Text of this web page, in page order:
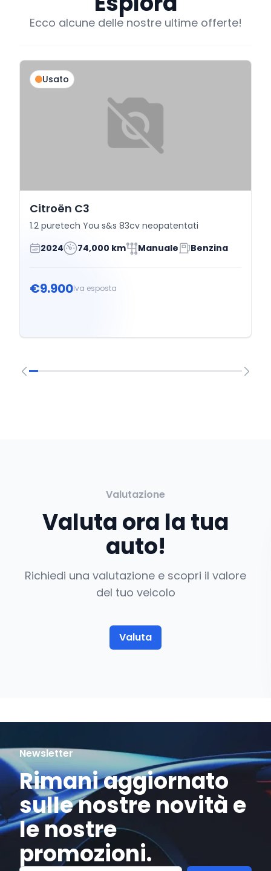
Ecco alcune delle nostre ultime offerte!
Usato
Citroën C3
1.2 puretech You s&s 83cv neopatentati
2024
74,000 km Manuale Benzina
€9.900Iva esposta
Valutazione
Valuta ora la tua
auto!
Richiedi una valutazione e scopri il valore
del tuo veicolo
Valuta
Newsletter
Rimani aggiornato
sulle nostre novità e
le nostre
promozioni.